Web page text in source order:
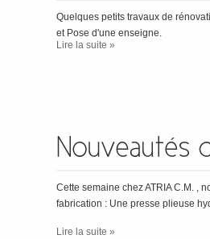
Quelques petits travaux de
et Pose d'une enseigne.
Lire la suite »
Cette semaine chez ATRIA C.M. ,
fabrication : Une presse plieuse
Lire la suite »